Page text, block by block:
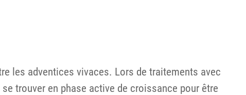
les adventices vivaces. Lors de traitements avec
trouver en phase active de croissance pour être